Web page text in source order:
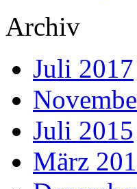
Archiv
Juli 2017
Juli 2015
März